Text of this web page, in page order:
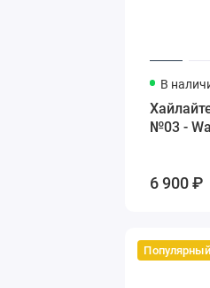
В
№03 -
6 900 ₽
Популярный